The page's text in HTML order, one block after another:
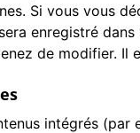
Si vous vous
enregistré
de modifier. Il
intégrés